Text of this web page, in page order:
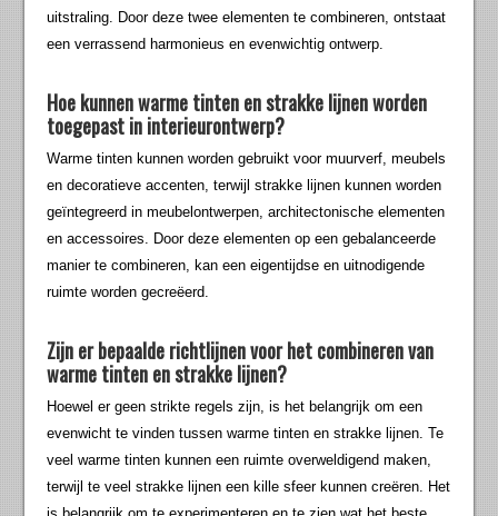
uitstraling. Door deze twee elementen te combineren, ontstaat
een verrassend harmonieus en evenwichtig ontwerp.
Hoe kunnen warme tinten en strakke lijnen worden
toegepast in interieurontwerp?
Warme tinten kunnen worden gebruikt voor muurverf, meubels
en decoratieve accenten, terwijl strakke lijnen kunnen worden
geïntegreerd in meubelontwerpen, architectonische elementen
en accessoires. Door deze elementen op een gebalanceerde
manier te combineren, kan een eigentijdse en uitnodigende
ruimte worden gecreëerd.
Zijn er bepaalde richtlijnen voor het combineren van
warme tinten en strakke lijnen?
Hoewel er geen strikte regels zijn, is het belangrijk om een
evenwicht te vinden tussen warme tinten en strakke lijnen. Te
veel warme tinten kunnen een ruimte overweldigend maken,
terwijl te veel strakke lijnen een kille sfeer kunnen creëren. Het